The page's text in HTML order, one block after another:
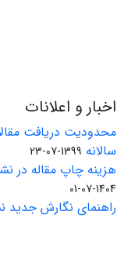
اخبار و اعلانات
محدودیت دریافت
سالانه 1399-07-23
هزینه چاپ مقاله در
1404-07-01
راهنمای نگارش جدید